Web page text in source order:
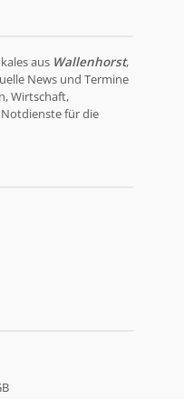
aus Wallenhorst,
News und Termine
Wirtschaft,
für die